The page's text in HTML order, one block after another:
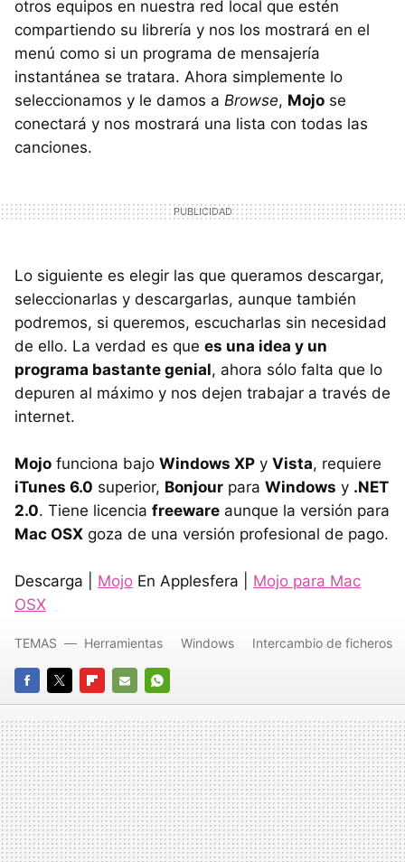
otros equipos en nuestra red local que estén
compartiendo su librería y nos los mostrará en el
menú como si un programa de mensajería
instantánea se tratara. Ahora simplemente lo
seleccionamos y le damos a Browse, Mojo se
conectará y nos mostrará una lista con todas las
canciones.
Lo siguiente es elegir las que queramos descargar,
seleccionarlas y descargarlas, aunque también
podremos, si queremos, escucharlas sin necesidad
de ello. La verdad es que es una idea y un
programa bastante genial, ahora sólo falta que lo
depuren al máximo y nos dejen trabajar a través de
internet.
Mojo funciona bajo Windows XP y Vista, requiere
iTunes 6.0 superior, Bonjour para Windows y .NET
2.0. Tiene licencia freeware aunque la versión para
Mac OSX goza de una versión profesional de pago.
Descarga | Mojo En Applesfera | Mojo para Mac
OSX
FACEBOOK
TWITTERFLIPBOARD
E-
MAIL
WHATSAPP
TEMAS Herramientas Windows Intercambio de ficheros